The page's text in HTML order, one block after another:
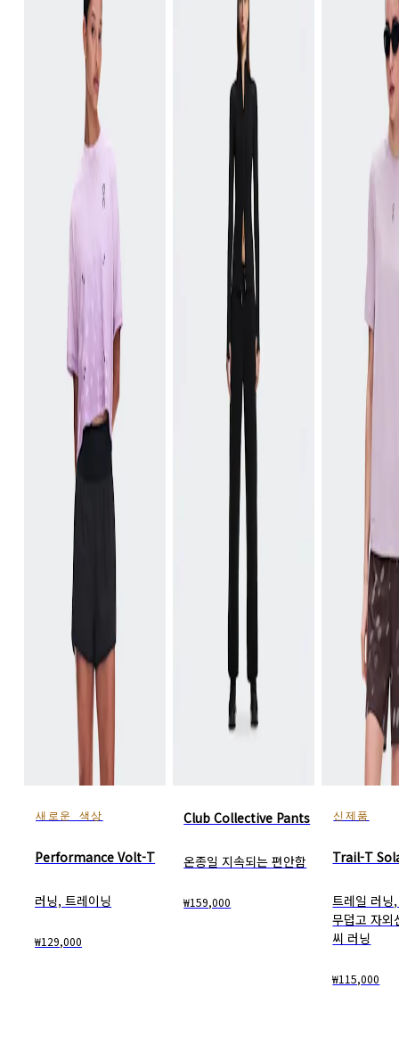
새로운 색상
Performance Volt-T
러닝, 트레이닝
₩129,000
Club Collective Pants
온종일 지속되는 편안함
₩159,000
신제품
Trail-T
트레일 러
무덥고 자외
씨 러닝
₩115,000